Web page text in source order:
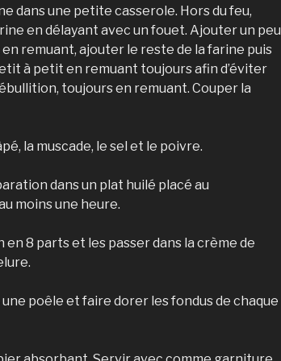
dans une petite casserole. Hors du feu,
en délayant avec un fouet. Ajouter un peu
remuant, ajouter le reste de la farine puis
à petit en remuant toujours afin d’éviter
toujours en remuant. Couper la
la muscade, le sel et le poivre.
dans un plat huilé placé au
moins une heure.
8 parts et les passer dans la crème de
une poêle et faire dorer les fondus de chaque